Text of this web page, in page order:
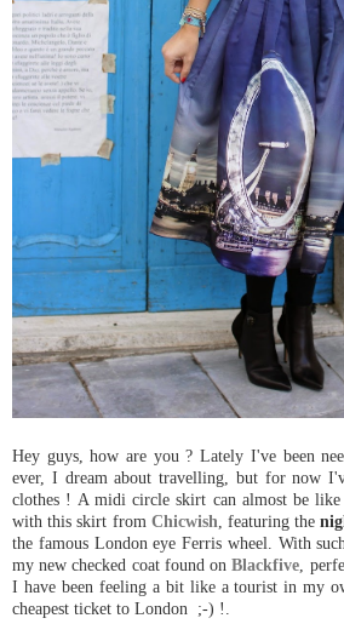
Hey guys, how are you ? Lately I've been
ever, I dream about travelling, but for now
clothes ! A midi circle skirt can almost be
with this skirt from Chicwish, featuring the
the famous London eye Ferris wheel. With
my new checked coat found onBlackfive,
I have been feeling a bit like a tourist in my
cheapest ticket to London ;-) !.